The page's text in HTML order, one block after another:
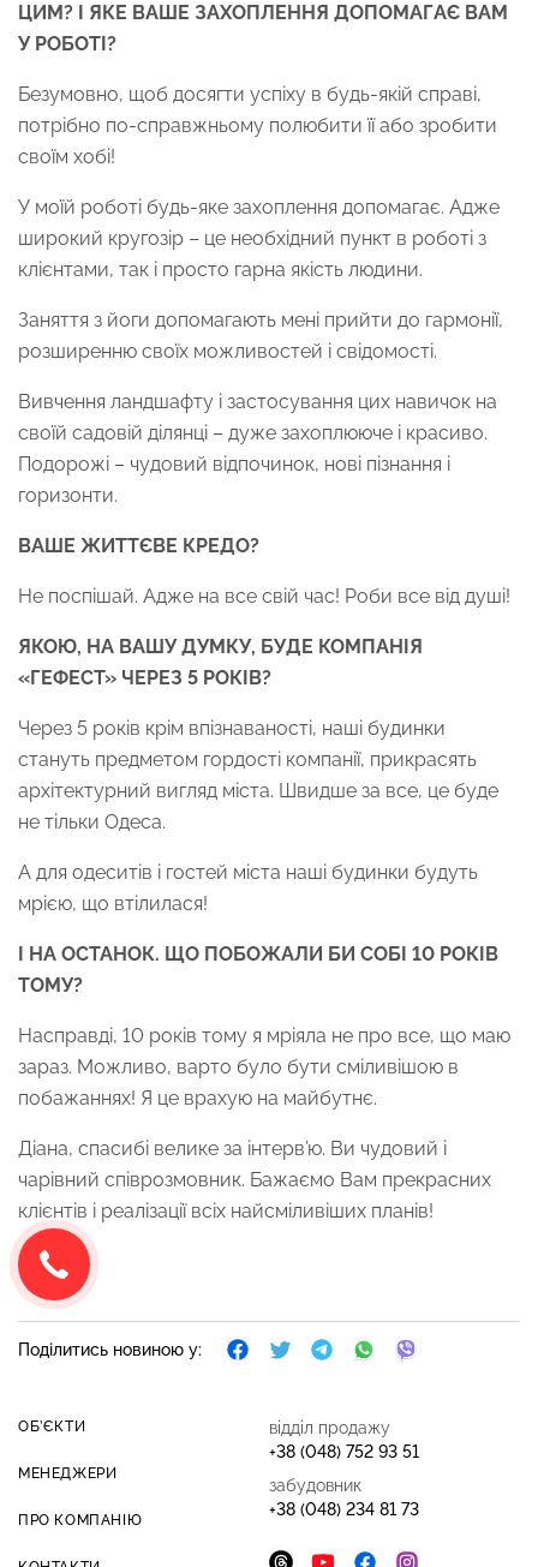
ЦИМ? І ЯКЕ ВАШЕ ЗАХОПЛЕННЯ ДОПОМАГАЄ ВАМ
У РОБОТІ?
Безумовно, щоб досягти успіху в будь-якій справі,
потрібно по-справжньому полюбити її або зробити
своїм хобі!
У моїй роботі будь-яке захоплення допомагає. Адже
широкий кругозір – це необхідний пункт в роботі з
клієнтами, так і просто гарна якість людини.
Заняття з йоги допомагають мені прийти до гармонії,
розширенню своїх можливостей і свідомості.
Вивчення ландшафту і застосування цих навичок на
своїй садовій ділянці – дуже захоплююче і красиво.
Подорожі – чудовий відпочинок, нові пізнання і
горизонти.
ВАШЕ ЖИТТЄВЕ КРЕДО?
Не поспішай. Адже на все свій час! Роби все від душі!
ЯКОЮ, НА ВАШУ ДУМКУ, БУДЕ КОМПАНІЯ
«ГЕФЕСТ» ЧЕРЕЗ 5 РОКІВ?
Через 5 років крім впізнаваності, наші будинки
стануть предметом гордості компанії, прикрасять
архітектурний вигляд міста. Швидше за все, це буде
не тільки Одеса.
А для одеситів і гостей міста наші будинки будуть
мрією, що втілилася!
І НА ОСТАНОК. ЩО ПОБОЖАЛИ БИ СОБІ 10 РОКІВ
ТОМУ?
Нaсправді, 10 років тому я мріяла не про все, що маю
зараз. Можливо, варто було бути сміливішою в
побажаннях! Я це врахую на майбутнє.
Діана, спасибі велике за інтерв’ю. Ви чудовий і
чарівний співрозмовник. Бажаємо Вам прекрасних
клієнтів і реалізації всіх найсміливіших планів!
Поділитись новиною у:
ОБ’ЄКТИ
МЕНЕДЖЕРИ
ПРО КОМПАНІЮ
відділ продажу
+38 (048) 752 93 51
забудовник
+38 (048) 234 81 73